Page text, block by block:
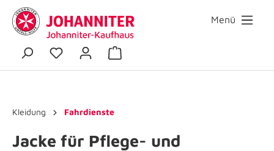
Menü
Kleidung Fahrdienste
Jacke für Pflege- und